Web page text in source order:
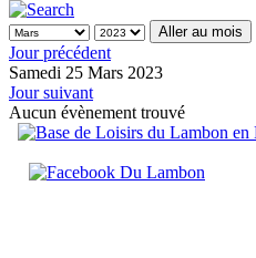
Aller au mois
Jour précédent
Samedi 25 Mars 2023
Jour suivant
Aucun évènement trouvé